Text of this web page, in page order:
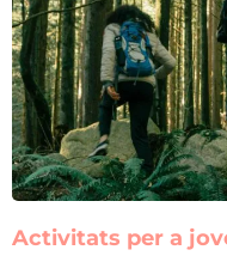
Activitats per a